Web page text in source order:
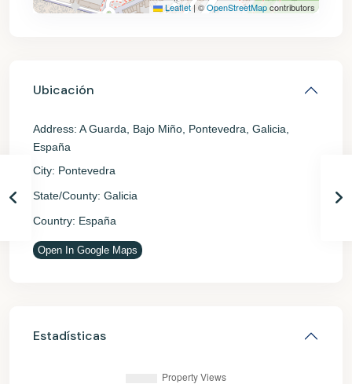
Leaflet| ©OpenStreetMapcontributors
Ubicación
Address: A Guarda, Bajo Miño, Pontevedra, Galicia,
España
City: Pontevedra
State/County: Galicia
Country: España
Open In Google Maps
Estadísticas